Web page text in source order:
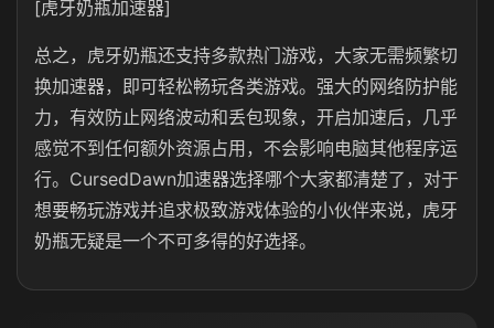
[虎牙奶瓶加速器]
总之，虎牙奶瓶还支持多款热门游戏，大家无需频繁切
换加速器，即可轻松畅玩各类游戏。强大的网络防护能
力，有效防止网络波动和丢包现象，开启加速后，几乎
感觉不到任何额外资源占用，不会影响电脑其他程序运
行。CursedDawn加速器选择哪个大家都清楚了，对于
想要畅玩游戏并追求极致游戏体验的小伙伴来说，虎牙
奶瓶无疑是一个不可多得的好选择。